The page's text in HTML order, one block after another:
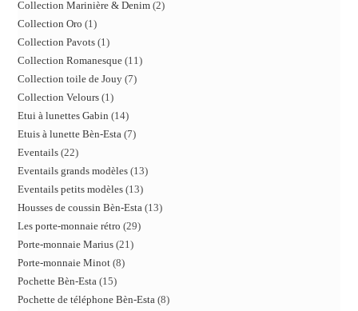
Collection Marinière & Denim 2
Collection Oro 1
Collection Pavots 1
Collection Romanesque 11
Collection toile de Jouy 7
Collection Velours 1
Etui à lunettes Gabin 14
Etuis à lunette Bèn-Esta 7
Eventails 22
Eventails grands modèles 13
Eventails petits modèles 13
Housses de coussin Bèn-Esta 13
Les porte-monnaie rétro 29
Porte-monnaie Marius 21
Porte-monnaie Minot 8
Pochette Bèn-Esta 15
Pochette de téléphone Bèn-Esta 8